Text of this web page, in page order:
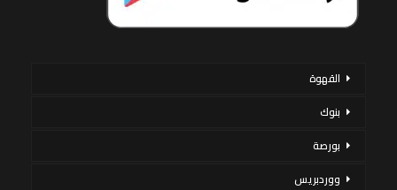
القهوة
بنوك
بورصة
ووردبريس